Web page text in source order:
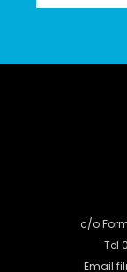
c/o
Tel
Email